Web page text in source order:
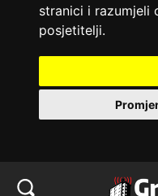
stranici i razumjeli
posjetitelji.